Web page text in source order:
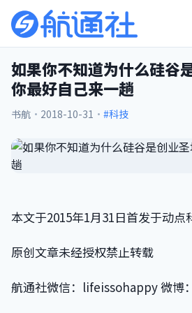
如果你不知道为什么硅谷
你最好自己来一趟
书航 · 2018-10-31 · #科技
本文于2015年1月31日首发于动点
原创文章未经授权禁止转载
航通社微信：lifeissohappy 微博